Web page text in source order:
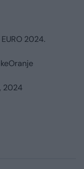
2024.
2024